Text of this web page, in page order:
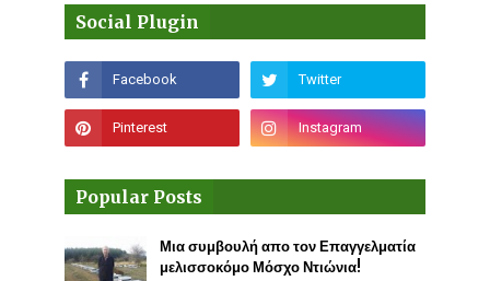
Social Plugin
Popular Posts
Μια συμβουλή απο τον Επαγγελματία
μελισσοκόμο Μόσχο Ντιώνια!